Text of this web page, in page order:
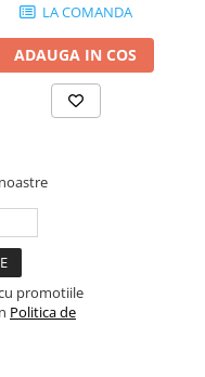
LA COMANDA
ADAUGA IN COS
promotiile
Politica de